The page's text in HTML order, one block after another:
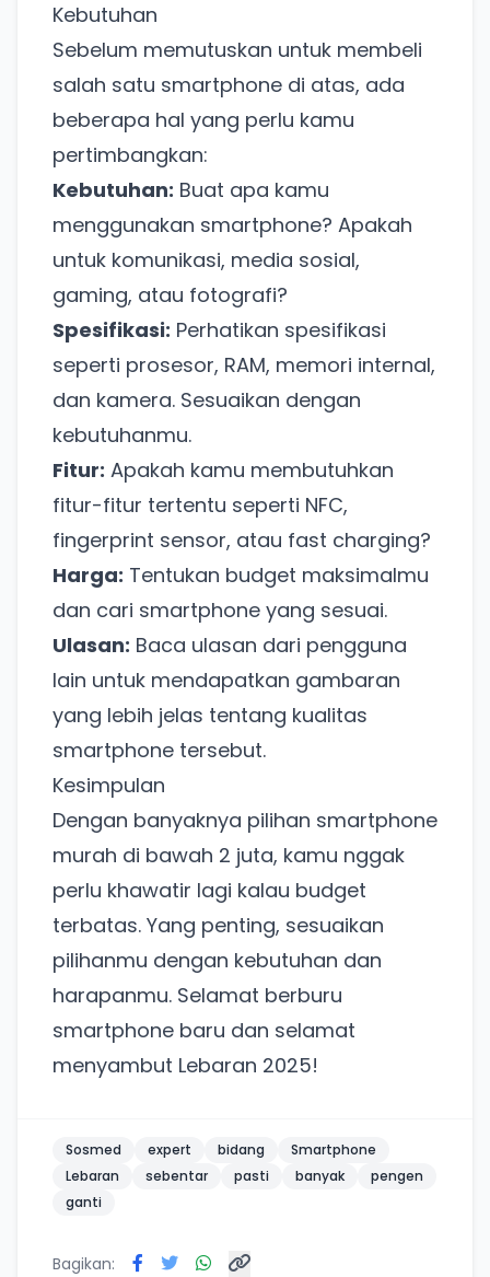
Kebutuhan
Sebelum memutuskan untuk membeli
salah satu smartphone di atas, ada
beberapa hal yang perlu kamu
pertimbangkan:
Kebutuhan: Buat apa kamu
menggunakan smartphone? Apakah
untuk komunikasi, media sosial,
gaming, atau fotografi?
Spesifikasi: Perhatikan spesifikasi
seperti prosesor, RAM, memori internal,
dan kamera. Sesuaikan dengan
kebutuhanmu.
Fitur: Apakah kamu membutuhkan
fitur-fitur tertentu seperti NFC,
fingerprint sensor, atau fast charging?
Harga: Tentukan budget maksimalmu
dan cari smartphone yang sesuai.
Ulasan: Baca ulasan dari pengguna
lain untuk mendapatkan gambaran
yang lebih jelas tentang kualitas
smartphone tersebut.
Kesimpulan
Dengan banyaknya pilihan smartphone
murah di bawah 2 juta, kamu nggak
perlu khawatir lagi kalau budget
terbatas. Yang penting, sesuaikan
pilihanmu dengan kebutuhan dan
harapanmu. Selamat berburu
smartphone baru dan selamat
menyambut Lebaran 2025!
Sosmed expert bidang
Smartphone
Lebaran
sebentar pasti banyak
pengen
ganti
Bagikan:
Ada Website Baru!
Khusus untuk kamu yang mau coba
Punya website SMM baru nih! Coba BulkFame
untuk pengalaman lebih baik.
Tanpa daftar ulang, gratis dicoba. Kamu tetap bisa
pakai Zona Sosmed kapan saja.
Coba BulkFame
Lain kali saja